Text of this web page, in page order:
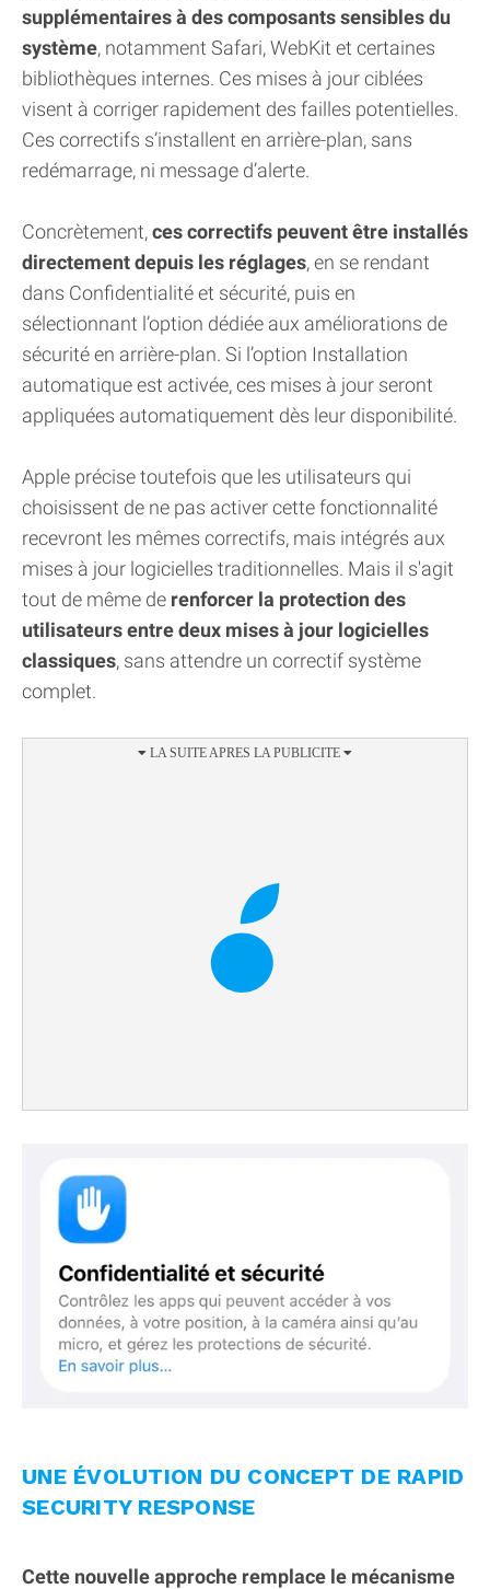
supplémentaires à des composants sensibles du
système, notamment Safari, WebKit et certaines
bibliothèques internes. Ces mises à jour ciblées
visent à corriger rapidement des failles potentielles.
Ces correctifs s’installent en arrière-plan, sans
redémarrage, ni message d’alerte.
Concrètement,ces correctifs peuvent être installés
directement depuis les réglages, en se rendant
dans Confidentialité et sécurité, puis en
sélectionnant l’option dédiée aux améliorations de
sécurité en arrière-plan. Si l’option Installation
automatique est activée, ces mises à jour seront
appliquées automatiquement dès leur disponibilité.
Apple précise toutefois que les utilisateurs qui
choisissent de ne pas activer cette fonctionnalité
recevront les mêmes correctifs, mais intégrés aux
mises à jour logicielles traditionnelles. Mais il s'agit
tout de même de renforcer la protection des
utilisateurs entre deux mises à jour logicielles
classiques, sans attendre un correctif système
complet.
UNE ÉVOLUTION DU CONCEPT DE RAPID
SECURITY RESPONSE
Cette nouvelle approche remplace le mécanisme